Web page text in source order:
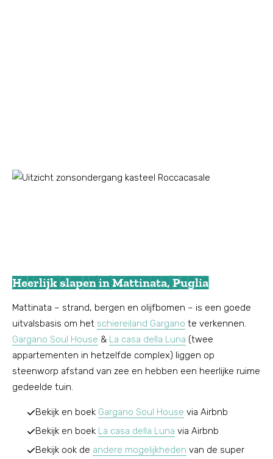
Heerlijk slapen in Mattinata, Puglia
Mattinata – strand, bergen en olijfbomen – is een goede
uitvalsbasis om het schiereiland Gargano te verkennen.
Gargano Soul House & La casa della Luna (twee
appartementen in hetzelfde complex) liggen op
steenworp afstand van zee en hebben een heerlijke ruime
gedeelde tuin.
Bekijk en boek Gargano Soul House via Airbnb
Bekijk en boek La casa della Luna via Airbnb
Bekijk ook de andere mogelijkheden van de super